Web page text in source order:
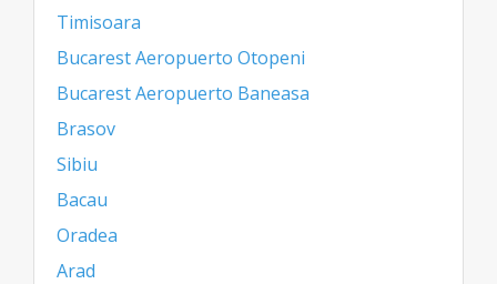
Timisoara
Bucarest Aeropuerto Otopeni
Bucarest Aeropuerto Baneasa
Brasov
Sibiu
Bacau
Oradea
Arad